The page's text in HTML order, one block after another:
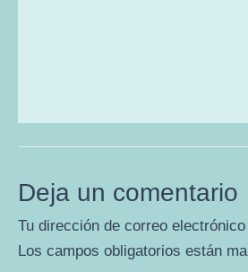
Deja un comentario
Tu dirección de correo
Los campos obligatorios están